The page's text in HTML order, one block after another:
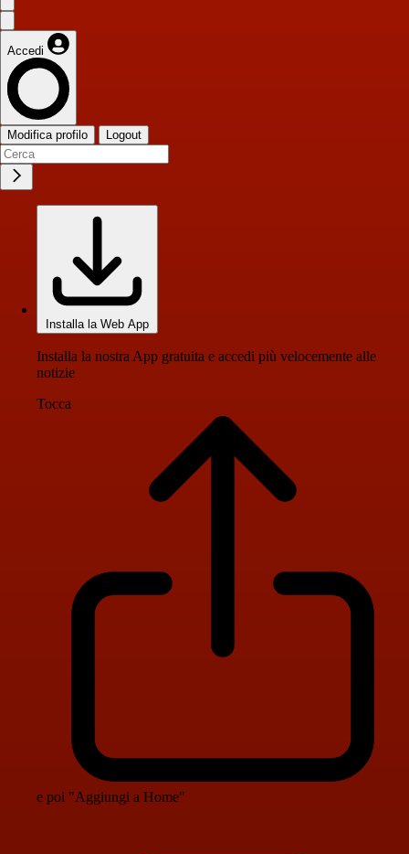
Accedi
Modifica profilo Logout
Installa la Web App
Installa la nostra App gratuita e accedi più velocemente alle
notizie
Tocca
e poi "Aggiungi a Home"